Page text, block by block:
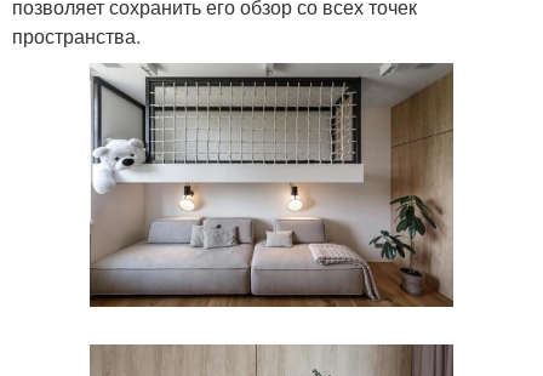
позволяет сохранить его обзор со всех точек
пространства.